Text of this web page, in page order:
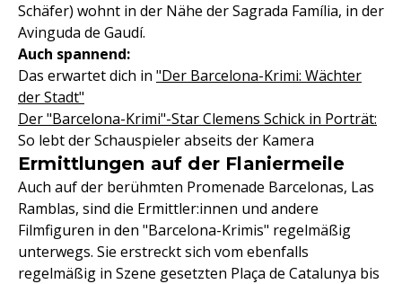
Schäfer) wohnt in der Nähe der Sagrada Família, in der
Avinguda de Gaudí.
Auch spannend:
Das erwartet dich in "Der Barcelona-Krimi: Wächter
der Stadt"
Der "Barcelona-Krimi"-Star Clemens Schick in Porträt:
So lebt der Schauspieler abseits der Kamera
Ermittlungen auf der Flaniermeile
Auch auf der berühmten Promenade Barcelonas, Las
Ramblas, sind die Ermittler:innen und andere
Filmfiguren in den "Barcelona-Krimis" regelmäßig
unterwegs. Sie erstreckt sich vom ebenfalls
regelmäßig in Szene gesetzten Plaça de Catalunya bis